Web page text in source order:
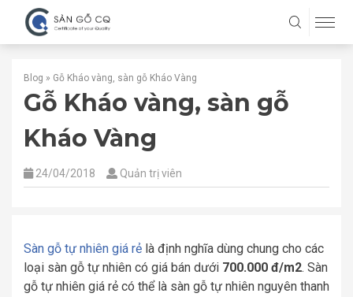
Blog » Gỗ Kháo vàng, sàn gỗ Kháo Vàng
Gỗ Kháo vàng, sàn gỗ
Kháo Vàng
24/04/2018 Quản trị viên
Sàn gỗ tự nhiên giá rẻ là định nghĩa dùng chung cho các
loại sàn gỗ tự nhiên có giá bán dưới 700.000 đ/m2. Sàn
gỗ tự nhiên giá rẻ có thể là sàn gỗ tự nhiên nguyên thanh